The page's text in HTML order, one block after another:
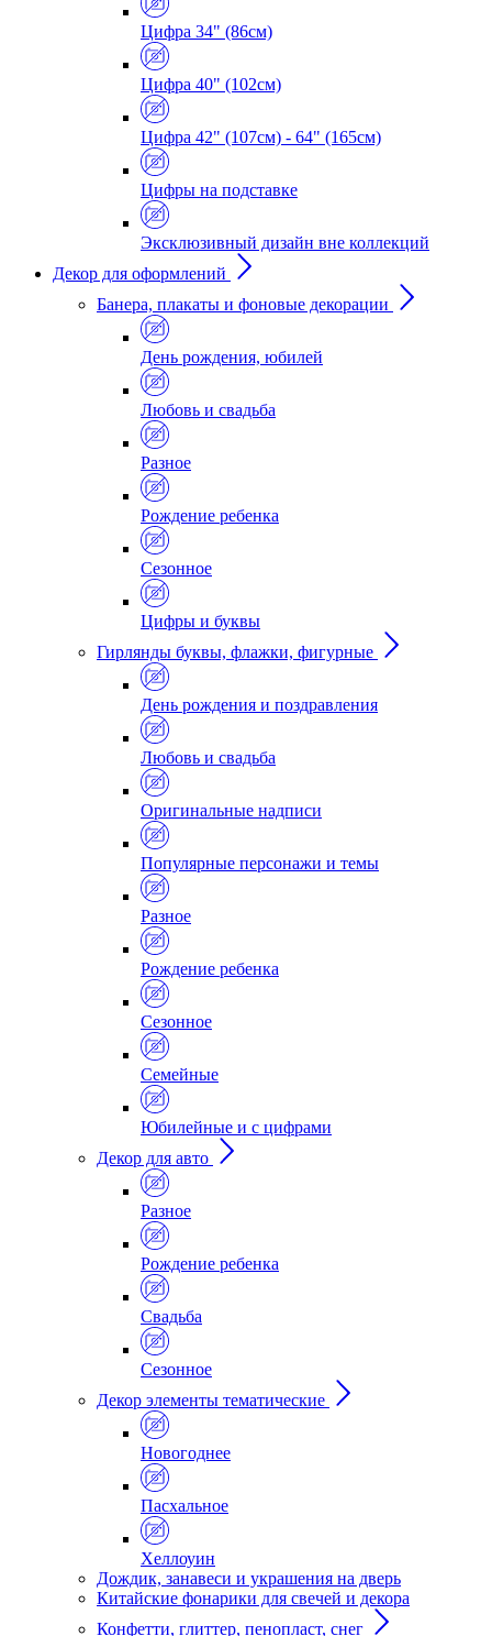
Цифра 34" (86см)
Цифра 40" (102см)
Цифра 42" (107см) - 64" (165см)
Цифры на подставке
Эксклюзивный дизайн вне коллекций
Декор для оформлений
Банера, плакаты и фоновые декорации
День рождения, юбилей
Любовь и свадьба
Разное
Рождение ребенка
Сезонное
Цифры и буквы
Гирлянды буквы, флажки, фигурные
День рождения и поздравления
Любовь и свадьба
Оригинальные надписи
Популярные персонажи и темы
Разное
Рождение ребенка
Сезонное
Семейные
Юбилейные и с цифрами
Декор для авто
Разное
Рождение ребенка
Свадьба
Сезонное
Декор элементы тематические
Новогоднее
Пасхальное
Хеллоуин
Дождик, занавеси и украшения на дверь
Китайские фонарики для свечей и декора
Конфетти, глиттер, пенопласт, снег